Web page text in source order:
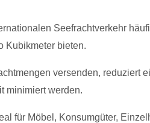
Seefrachtverkehr
Kubikmeter bieten.
versenden,
minimiert werden.
für Möbel, Konsumgüter,